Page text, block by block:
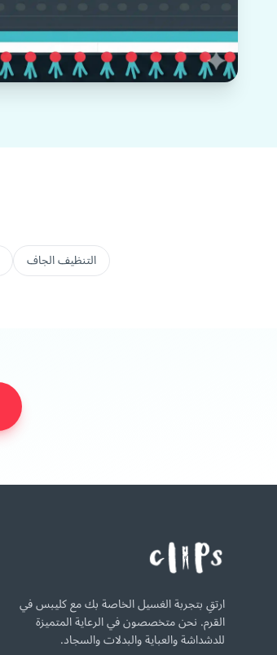
التنظيف الجاف
ارتقِ بتجربة الغسيل الخاصة بك مع كليبس في
القرم. نحن متخصصون في الرعاية المتميزة
للدشداشة والعباية والبدلات والسجاد.